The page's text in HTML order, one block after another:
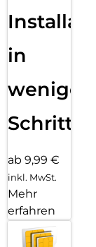
in
wenigen
Schritten
ab 9,99 €
inkl. MwSt.
Mehr
erfahren